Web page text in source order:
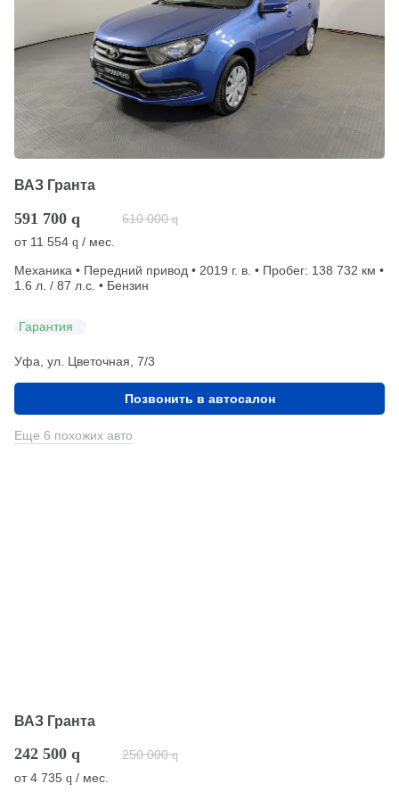
ВАЗ Гранта
591 700 q 610 000 q
от 11 554 q / мес.
Механика • Передний привод • 2019 г. в. • Пробег: 138 732 км •
1.6 л. / 87 л.с. • Бензин
Гарантия
Уфа, ул. Цветочная, 7/3
Позвонить в автосалон
Еще 6 похожих авто
ВАЗ Гранта
242 500 q 250 000 q
от4 735 q / мес.